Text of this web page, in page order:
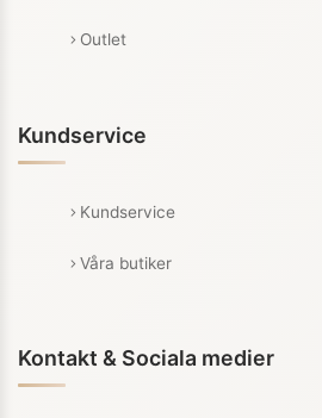
Outlet
Kundservice
Kundservice
Våra butiker
Kontakt & Sociala medier